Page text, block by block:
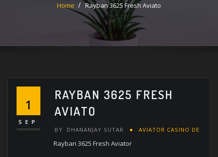
Home Rayban 3625 Fresh Aviato
1
SEP
RAYBAN 3625 FRESH
AVIATO
BY DHANANJAY SUTAR AVIATOR CASINO DE
Rayban 3625 Fresh Aviator